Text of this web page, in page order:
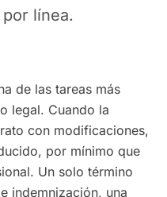
línea.
de las tareas más
legal. Cuando la
con modificaciones,
por mínimo que
Un solo término
indemnización, una